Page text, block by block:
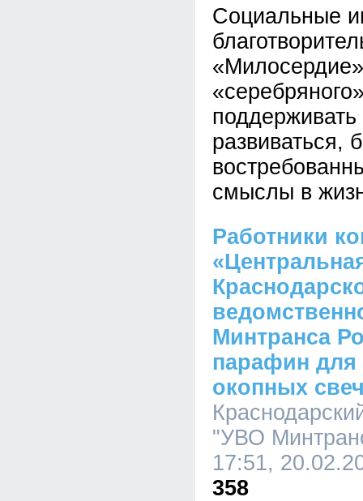
Социальные
развиваться,
смыслы в
Работники
Минтранса
парафин для
окопных
"УВО
17:51,
358